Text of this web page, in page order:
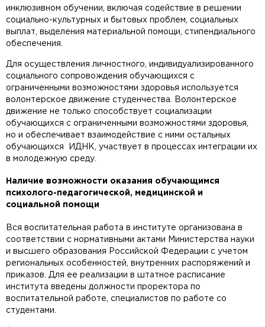
инклюзивном обучении, включая содействие в решении
социально-культурных и бытовых проблем, социальных
выплат, выделения материальной помощи, стипендиального
обеспечения.
Для осуществления личностного, индивидуализированного
социального сопровождения обучающихся с
ограниченными возможностями здоровья используется
волонтерское движение студенчества. Волонтерское
движение не только способствует социализации
обучающихся с ограниченными возможностями здоровья,
но и обеспечивает взаимодействие с ними остальных
обучающихся ИДНК, участвует в процессах интеграции их
в молодежную среду.
Наличие возможности оказания обучающимся
психолого-педагогической, медицинской и
социальной помощи
Вся воспитательная работа в институте организована в
соответствии с нормативными актами Министерства науки
и высшего образования Российской Федерации с учетом
региональных особенностей, внутренних распоряжений и
приказов. Для ее реализации в штатное расписание
института введены должности проректора по
воспитательной работе, специалистов по работе со
студентами.